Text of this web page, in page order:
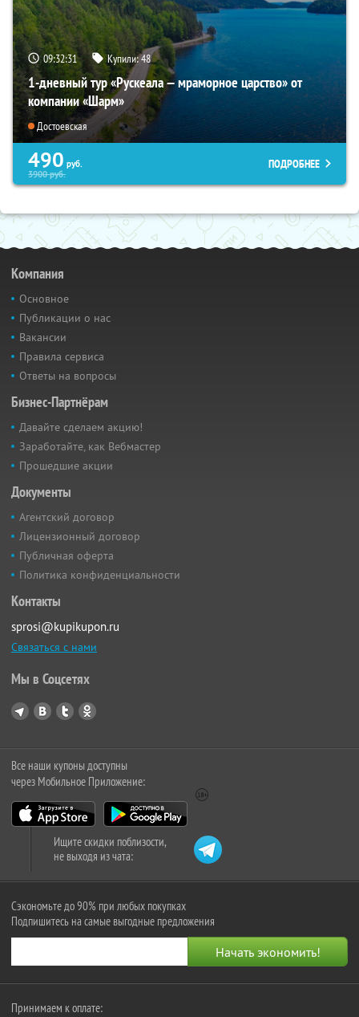
09:32:30 Купили:48
1-дневный тур «Рускеала — мраморное царство» от
компании «Шарм»
Достоевская
490 руб.
3900руб.
ПОДРОБНЕЕ
Компания
Основное
Публикации о нас
Вакансии
Правила сервиса
Ответы на вопросы
Бизнес-Партнёрам
Давайте сделаем акцию!
Заработайте, как Вебмастер
Прошедшие акции
Документы
Агентский договор
Лицензионный договор
Публичная оферта
Политика конфиденциальности
Контакты
sprosi@kupikupon.ru
Связаться с нами
Мы в Соцсетях
Все наши купоны доступны
через Мобильное Приложение:
Ищите скидки поблизости,
не выходя из чата:
Сэкономьте до 90% при любых покупках
Подпишитесь на самые выгодные предложения
Принимаем к оплате: